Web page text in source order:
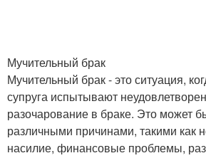
Мучительный брак
Мучительный брак - это ситуация,
супруга испытывают
разочарование в браке. Это может
различными причинами, такими как
насилие, финансовые проблемы,